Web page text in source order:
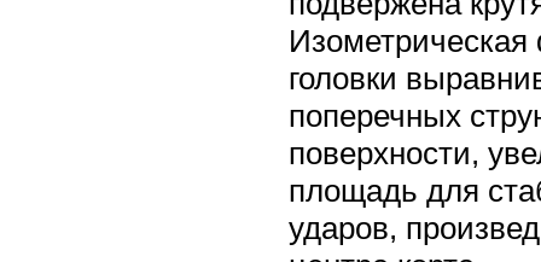
головки
поперечных
поверхности,
площадь для
ударов,